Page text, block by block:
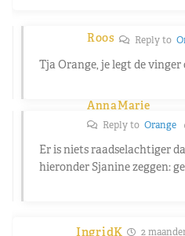
Roos Reply to
Tja Orange, je legt de vinger
AnnaMarie
Reply to Orange
Er is niets raadselachtiger
hieronder Sjanine zeggen:
IngridK 2